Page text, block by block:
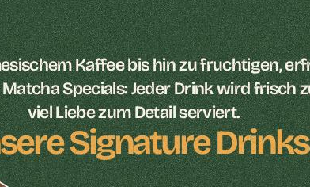
Kaffee bis hin zu fruchtigen,
Specials: Jeder Drink wird frisch
viel Liebe zum Detail serviert.
Signature Drinks